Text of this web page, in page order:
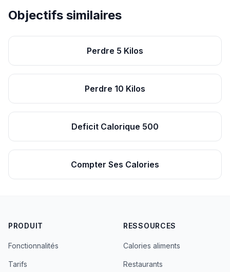
Objectifs similaires
Perdre 5 Kilos
Perdre 10 Kilos
Deficit Calorique 500
Compter Ses Calories
PRODUIT
Fonctionnalités
Tarifs
RESSOURCES
Calories aliments
Restaurants